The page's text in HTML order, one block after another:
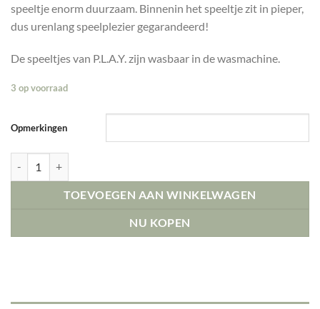
speeltje enorm duurzaam. Binnenin het speeltje zit in pieper,
dus urenlang speelplezier gegarandeerd!
De speeltjes van P.L.A.Y. zijn wasbaar in de wasmachine.
3 op voorraad
Opmerkingen
TOEVOEGEN AAN WINKELWAGEN
NU KOPEN